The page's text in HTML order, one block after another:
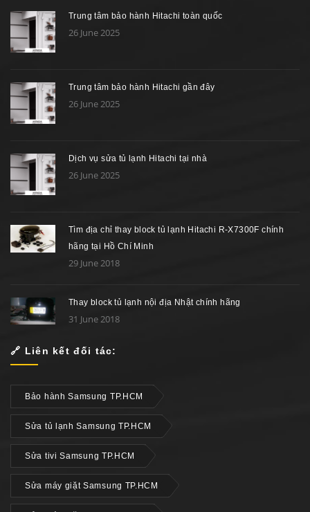
Trung tâm bảo hành Hitachi toàn quốc
26 June 2025
Trung tâm bảo hành Hitachi gần đây
26 June 2025
Dịch vụ sửa tủ lạnh Hitachi tại nhà
26 June 2025
Tìm địa chỉ thay block tủ lạnh Hitachi R-X7300F chính
hãng tại Hồ Chí Minh
29 June 2018
Thay block tủ lạnh nội địa Nhật chính hãng
31 June 2018
🔗 Liên kết đối tác:
Bảo hành Samsung TP.HCM
Sửa tủ lạnh Samsung TP.HCM
Sửa tivi Samsung TP.HCM
Sửa máy giặt Samsung TP.HCM